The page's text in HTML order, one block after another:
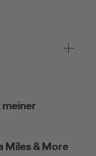
meiner
Miles & More